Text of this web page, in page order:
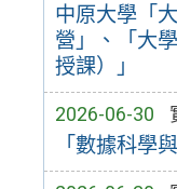
中原大學「
營」、「大
授課）」
2026-06-30
「數據科學